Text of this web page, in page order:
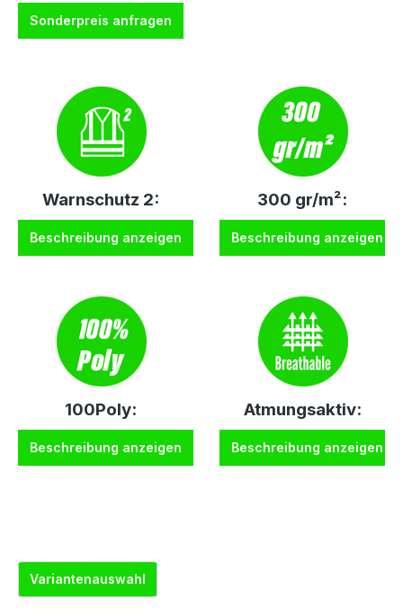
Sonderpreis anfragen
Warnschutz 2:
Beschreibung anzeigen
300 gr/m²:
Beschreibung anzeigen
100Poly:
Beschreibung anzeigen
Atmungsaktiv:
Beschreibung anzeigen
Variantenauswahl